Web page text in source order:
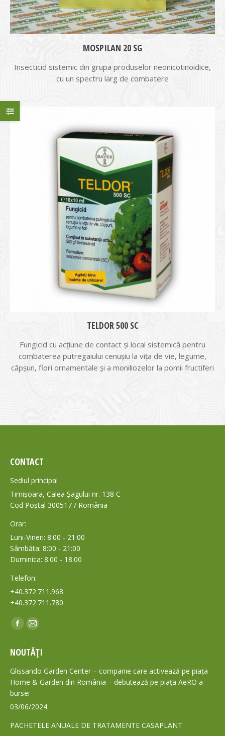
MOSPILAN 20 SG
Insecticid sistemic din grupa produselor neonicotinoidice,
cu un spectru larg de combatere
TELDOR 500 SC
Fungicid cu acţiune de contact şi local sistemică pentru
combaterea putregaiului cenuşiu la viţa de vie, legume,
căpşun, flori ornamentale şi a moniliozelor la pomii fructiferi
CONTACT
Sediul principal
Timișoara, Calea Șagului nr. 138 C
Cod Poștal 300517 / România
Orar:
Luni-Vineri: 8:00 - 21:00
Sâmbăta: 8:00 - 21:00
Duminica: 8:00 - 18:00
Telefon:
+40.372.711.968
+40.372.711.780
Find us on:
Facebook
opens
in
new
window
Mail
opens
in
new
NOUTĂȚI
Glissando Garden Center – companie care activează pe piața
Home & Garden din România – debutează pe piața AeRO a
bursei
03/06/2024
PACHETELE ANUALE DE TRATAMENTE CASAPLANT